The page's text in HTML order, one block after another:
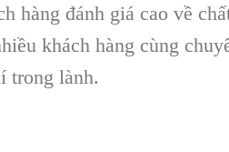
hàng đánh giá cao về
khách hàng cùng
trong lành.